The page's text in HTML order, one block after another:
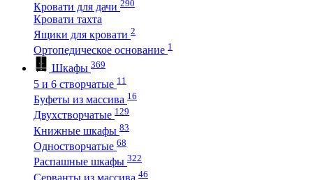
Кровати для дачи 290
Кровати тахта
Ящики для кровати 2
Ортопедическое основание 1
Шкафы 369
5 и 6 створчатые 11
Буфеты из массива 16
Двухстворчатые 129
Книжные шкафы 83
Одностворчатые 68
Распашные шкафы 322
Серванты из массива 46